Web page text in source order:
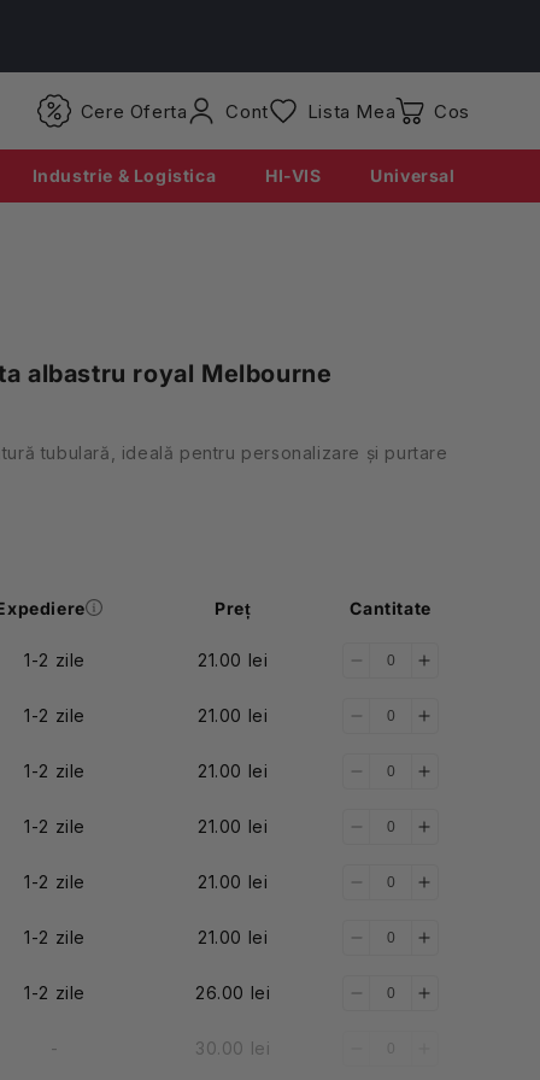
Cere Oferta Cont
Conectati-
va
Lista Mea Coș
Industrie & Logistica HI-VIS Universal
albastru royal Melbourne
tubulară, ideală pentru personalizare și purtare
Preț Cantitate
1-2 zile 21.00 lei
Reduceți
pentru
Creșteți
pentru
1-2 zile 21.00 lei
Reduceți
pentru
Creșteți
pentru
1-2 zile 21.00 lei
Reduceți
pentru
Creșteți
pentru
1-2 zile 21.00 lei
Reduceți
pentru
Creșteți
pentru
1-2 zile 21.00 lei
Reduceți
pentru
Creșteți
pentru
1-2 zile 21.00 lei
Reduceți
pentru
Creșteți
pentru
1-2 zile 26.00 lei
ReducețiCreșteți
- 30.00 lei